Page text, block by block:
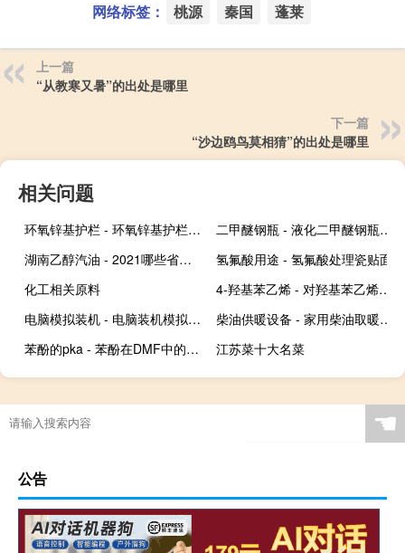
网络标签： 桃源 秦国 蓬莱
上一篇
“从教寒又暑”的出处是哪里
下一篇
“沙边鸥鸟莫相猜”的出处是哪里
相关问题
环氧锌基护栏 - 环氧锌基护栏缺点
二甲醚钢瓶 - 液化二甲醚钢瓶标准
湖南乙醇汽油 - 2021哪些省用乙醇汽油
氢氟酸用途 - 氢氟酸处理瓷贴面
化工相关原料
4-羟基苯乙烯 - 对羟基苯乙烯价格
电脑模拟装机 - 电脑装机模拟APP
柴油供暖设备 - 家用柴油取暖设备
苯酚的pka - 苯酚在DMF中的pka
江苏菜十大名菜
☚
公告